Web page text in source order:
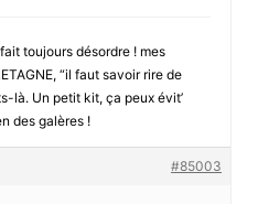
toujours désordre ! mes
“il faut savoir rire de
là. Un petit kit, ça peux évit’
des galères !
#85003